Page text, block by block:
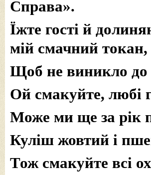
Справа».
Їжте гості й
мій смачний токан,
Щоб не виникло до
Ой смакуйте, любі
Може ми ще за рік
Куліш жовтий і
Тож смакуйте всі